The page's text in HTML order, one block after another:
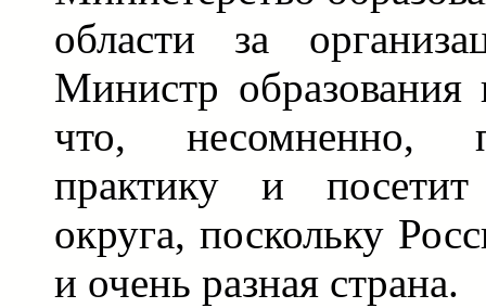
области за
Министр
что, несомненно,
практику и
округа, поскольку
и очень разная страна.